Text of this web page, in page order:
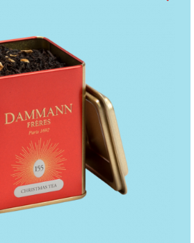
(bicarbonat de sodiu,
fructe, sare Guarande, pectina,
“Marzipanul capsuna”
carmin. Ciocolata neagra
Tome ciocolata neagra (min.
culapte
(min. 30% cacao),
la loc uscat si racoros,
15⁰C – 18⁰C. Produs in